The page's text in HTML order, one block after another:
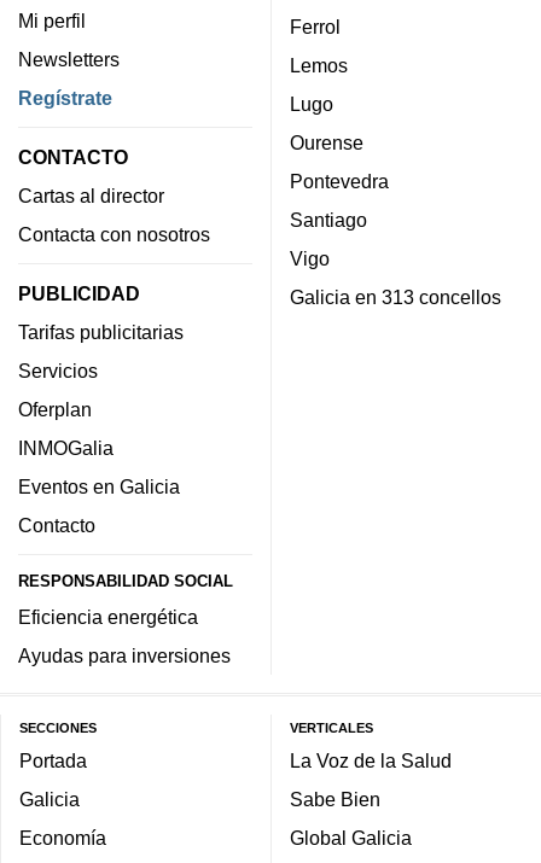
Mi perfil
Newsletters
Regístrate
CONTACTO
Cartas al director
Contacta con nosotros
PUBLICIDAD
Tarifas publicitarias
Servicios
Oferplan
INMOGalia
Eventos en Galicia
Contacto
RESPONSABILIDAD SOCIAL
Eficiencia energética
Ayudas para inversiones
Ferrol
Lemos
Lugo
Ourense
Pontevedra
Santiago
Vigo
Galicia en 313 concellos
SECCIONES
Portada
Galicia
Economía
VERTICALES
La Voz de la Salud
Sabe Bien
Global Galicia